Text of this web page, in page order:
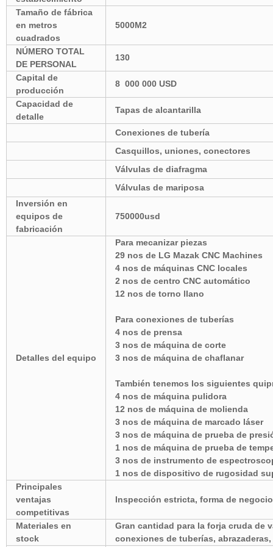
Tamaño de fábrica
en metros
cuadrados
5000M2
NÚMERO TOTAL
DE PERSONAL
130
Capital de
producción
8 000000 USD
Capacidad de
detalle
Tapas de alcantarilla
Conexiones de tubería
Casquillos, uniones, conectores
Válvulas de diafragma
Válvulas de mariposa
Inversión en
equipos de
fabricación
750000usd
Detalles del equipo
Para mecanizar piezas
29 nos de LG Mazak CNC Machines
4 nos de máquinas CNC locales
2 nos de centro CNC automático
12 nos de torno llano
Para conexiones de tuberías
4 nos de prensa
3 nos de máquina de corte
3 nos de máquina de chaflanar
También tenemos los siguientes
4 nos de máquina pulidora
12 nos de máquina de molienda
3 nos de máquina de marcado láser
3 nos de máquina de prueba de
1 nos de máquina de prueba de
3 nos de instrumento de
1 nos de dispositivo de rugosidad
Principales
ventajas
competitivas
Inspección estricta, forma de
Materiales en
stock
Gran cantidad para la forja cruda de
conexiones de tuberías,